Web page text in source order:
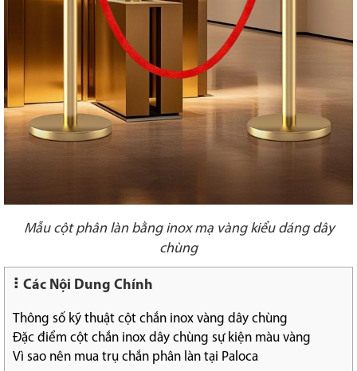
Mẫu cột phân làn bằng inox mạ vàng kiểu dáng dây
chùng
Các Nội Dung Chính
Thông số kỹ thuật cột chắn inox vàng dây chùng
Đặc điểm cột chắn inox dây chùng sự kiện màu vàng
Vì sao nên mua trụ chắn phân làn tại Paloca